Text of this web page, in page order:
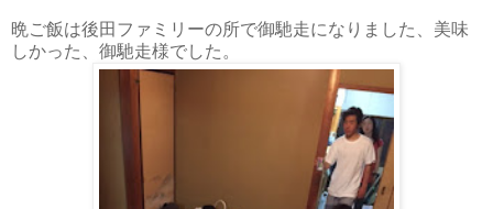
晩ご飯は後田ファミリーの所で御馳走になりました、美味
しかった、御馳走様でした。